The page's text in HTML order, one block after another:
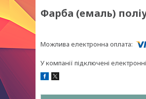
Фарба (емаль)
У компанії підключені